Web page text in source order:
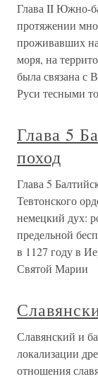
Глава II Южно-
протяжении
проживавших
моря, на
была связана с
Руси тесными
Глава 5
поход
Глава 5
Тевтонского
немецкий дух:
предельной
в 1127 году в
Святой Марии
Славянский и
локализации
отношения